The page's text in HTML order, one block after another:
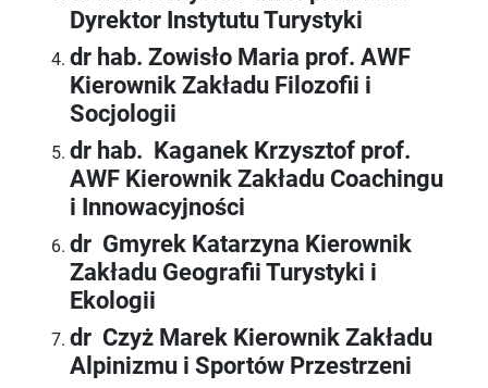
Dyrektor Instytutu Turystyki
dr hab. Zowisło Maria prof. AWF
Kierownik Zakładu Filozofii i
Socjologii
dr hab. Kaganek Krzysztof prof.
AWF Kierownik Zakładu Coachingu
i Innowacyjności
dr Gmyrek Katarzyna Kierownik
Zakładu Geografii Turystyki i
Ekologii
dr Czyż Marek Kierownik Zakładu
Alpinizmu i Sportów Przestrzeni